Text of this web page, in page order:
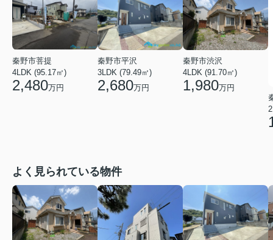
秦野市菩提
4LDK (95.17㎡)
2,480万円
秦野市平沢
3LDK (79.49㎡)
2,680万円
秦野市渋沢
4LDK (91.70㎡)
1,980万円
よく見られている物件